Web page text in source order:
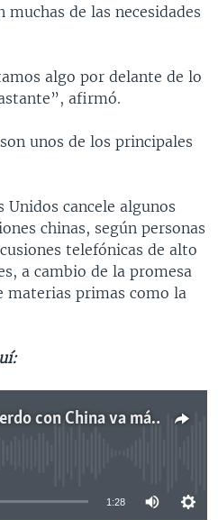
de las necesidades
algo por delante de lo
afirmó.
unos de los principales
Unidos cancele algunos
chinas, según personas
telefónicas de alto
a cambio de la promesa
materias primas como la
Trump afirma que acuerdo con China va más rápido de lo programado
currently available
1:28